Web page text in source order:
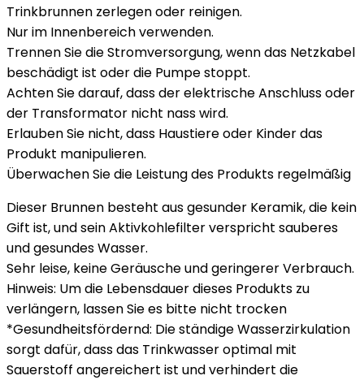
Trinkbrunnen zerlegen oder reinigen.
Nur im Innenbereich verwenden.
Trennen Sie die Stromversorgung, wenn das Netzkabel
beschädigt ist oder die Pumpe stoppt.
Achten Sie darauf, dass der elektrische Anschluss oder
der Transformator nicht nass wird.
Erlauben Sie nicht, dass Haustiere oder Kinder das
Produkt manipulieren.
Überwachen Sie die Leistung des Produkts regelmäßig
Dieser Brunnen besteht aus gesunder Keramik, die kein
Gift ist, und sein Aktivkohlefilter verspricht sauberes
und gesundes Wasser.
Sehr leise, keine Geräusche und geringerer Verbrauch.
Hinweis: Um die Lebensdauer dieses Produkts zu
verlängern, lassen Sie es bitte nicht trocken
*Gesundheitsfördernd: Die ständige Wasserzirkulation
sorgt dafür, dass das Trinkwasser optimal mit
Sauerstoff angereichert ist und verhindert die